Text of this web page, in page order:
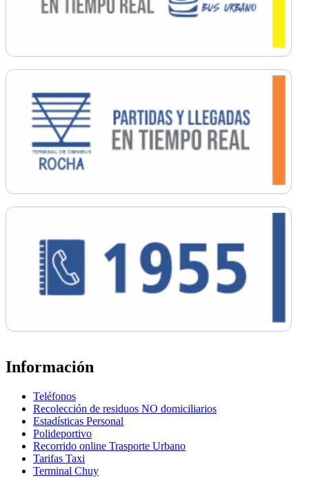
Información
Teléfonos
Recolección de residuos NO domiciliarios
Estadísticas Personal
Polideportivo
Recorrido online Trasporte Urbano
Tarifas Taxi
Terminal Chuy